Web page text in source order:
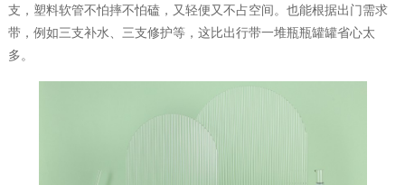
支，塑料软管不怕摔不怕磕，又轻便又不占空间。也能根据出门需求
带，例如三支补水、三支修护等，这比出行带一堆瓶瓶罐罐省心太
多。